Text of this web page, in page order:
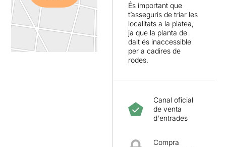
És important que
t’asseguris de triar les
localitats a la platea,
ja que la planta de
dalt és inaccessible
per a cadires de
rodes.
Canal oficial
de venta
d'entrades
Compra